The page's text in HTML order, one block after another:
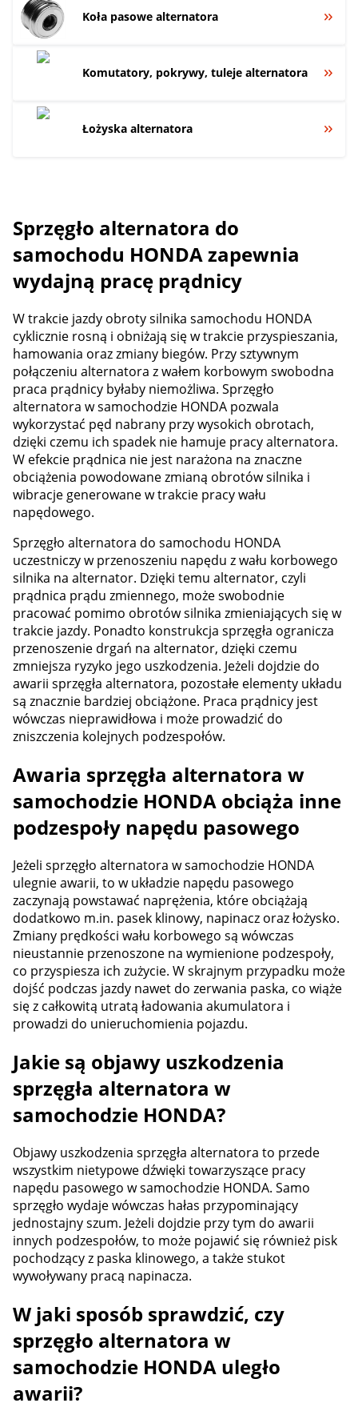
Koła pasowe alternatora
Komutatory, pokrywy, tuleje alternatora
Łożyska alternatora
Sprzęgło alternatora do
samochodu HONDA zapewnia
wydajną pracę prądnicy
W trakcie jazdy obroty silnika samochodu HONDA
cyklicznie rosną i obniżają się w trakcie przyspieszania,
hamowania oraz zmiany biegów. Przy sztywnym
połączeniu alternatora z wałem korbowym swobodna
praca prądnicy byłaby niemożliwa. Sprzęgło
alternatora w samochodzie HONDA pozwala
wykorzystać pęd nabrany przy wysokich obrotach,
dzięki czemu ich spadek nie hamuje pracy alternatora.
W efekcie prądnica nie jest narażona na znaczne
obciążenia powodowane zmianą obrotów silnika i
wibracje generowane w trakcie pracy wału
napędowego.
Sprzęgło alternatora do samochodu HONDA
uczestniczy w przenoszeniu napędu z wału korbowego
silnika na alternator. Dzięki temu alternator, czyli
prądnica prądu zmiennego, może swobodnie
pracować pomimo obrotów silnika zmieniających się w
trakcie jazdy. Ponadto konstrukcja sprzęgła ogranicza
przenoszenie drgań na alternator, dzięki czemu
zmniejsza ryzyko jego uszkodzenia. Jeżeli dojdzie do
awarii sprzęgła alternatora, pozostałe elementy układu
są znacznie bardziej obciążone. Praca prądnicy jest
wówczas nieprawidłowa i może prowadzić do
zniszczenia kolejnych podzespołów.
Awaria sprzęgła alternatora w
samochodzie HONDA obciąża inne
podzespoły napędu pasowego
Jeżeli sprzęgło alternatora w samochodzie HONDA
ulegnie awarii, to w układzie napędu pasowego
zaczynają powstawać naprężenia, które obciążają
dodatkowo m.in. pasek klinowy, napinacz oraz łożysko.
Zmiany prędkości wału korbowego są wówczas
nieustannie przenoszone na wymienione podzespoły,
co przyspiesza ich zużycie. W skrajnym przypadku może
dojść podczas jazdy nawet do zerwania paska, co wiąże
się z całkowitą utratą ładowania akumulatora i
prowadzi do unieruchomienia pojazdu.
Jakie są objawy uszkodzenia
sprzęgła alternatora w
samochodzie HONDA?
Objawy uszkodzenia sprzęgła alternatora to przede
wszystkim nietypowe dźwięki towarzyszące pracy
napędu pasowego w samochodzie HONDA. Samo
sprzęgło wydaje wówczas hałas przypominający
jednostajny szum. Jeżeli dojdzie przy tym do awarii
innych podzespołów, to może pojawić się również pisk
pochodzący z paska klinowego, a także stukot
wywoływany pracą napinacza.
W jaki sposób sprawdzić, czy
sprzęgło alternatora w
samochodzie HONDA uległo
awarii?